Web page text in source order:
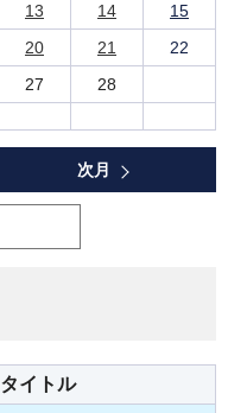
13 14
15
20 21
22
27 28
次月
タイトル